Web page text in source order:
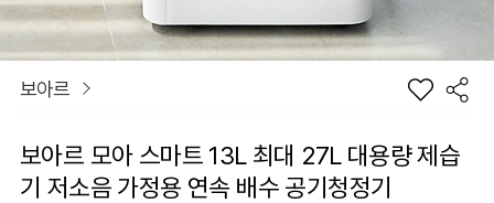
보아르
보아르 모아 스마트 13L 최대 27L 대용량 제습
기 저소음 가정용 연속 배수 공기청정기